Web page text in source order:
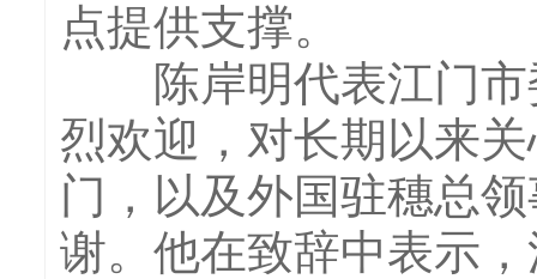
点提供支撑。
陈岸明代表江门市
烈欢迎，对长期以来
门，以及外国驻穗总
谢。他在致辞中表示